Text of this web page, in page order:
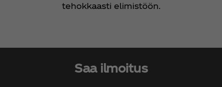
tehokkaasti elimistöön.
Saa ilmoitus